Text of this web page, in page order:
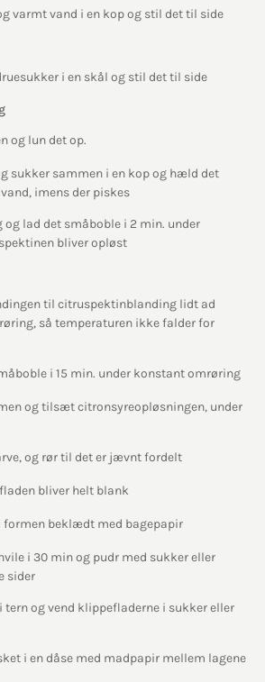
varmt vand i en kop og stil det til side
i en skål og stil det til side
og lun det op.
sukker sammen i en kop og hæld det
imens der piskes
og lad det småboble i 2 min. under
bliver opløst
til citruspektinblanding lidt ad
så temperaturen ikke falder for
i 15 min. under konstant omrøring
og tilsæt citronsyreopløsningen, under
og rør til det er jævnt fordelt
bliver helt blank
formen beklædt med bagepapir
i 30 min og pudr med sukker eller
sider
og vend klippefladerne i sukker eller
i en dåse med madpapir mellem lagene